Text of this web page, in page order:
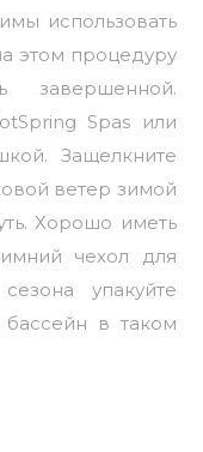
использовать
этом процедуру
завершенной.
Spas или
Защелкните
ветер зимой
Хорошо иметь
чехол для
упакуйте
в таком